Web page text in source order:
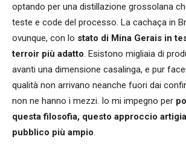
optando per una distillazione grossolana
teste e code del processo. La cachaça in
ovunque, con lo stato di Mina Gerais in
terroir più adatto. Esistono migliaia di
avanti una dimensione casalinga, e pur
qualità non arrivano neanche fuori dai
non ne hanno i mezzi. Io mi impegno per
questa filosofia, questo approccio
pubblico più ampio.